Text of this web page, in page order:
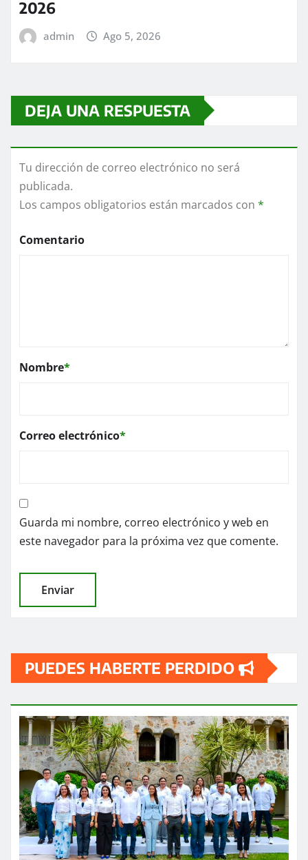
2026
admin Ago 5, 2026
DEJA UNA RESPUESTA
Tu dirección de correo electrónico no será
publicada.
Los campos obligatorios están marcados con *
Comentario
Nombre*
Correo electrónico*
Guarda mi nombre, correo electrónico y web en
este navegador para la próxima vez que comente.
PUEDES HABERTE PERDIDO